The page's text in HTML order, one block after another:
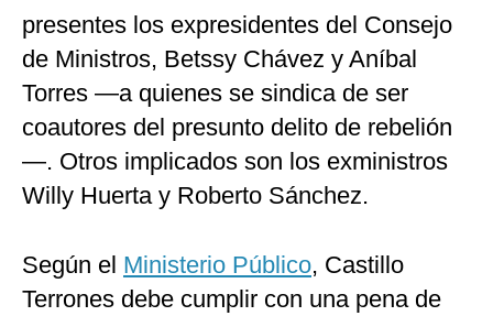
presentes los expresidentes del Consejo
de Ministros, Betssy Chávez y Aníbal
Torres —a quienes se sindica de ser
coautores del presunto delito de rebelión
—. Otros implicados son los exministros
Willy Huerta y Roberto Sánchez.
Según el Ministerio Público, Castillo
Terrones debe cumplir con una pena de